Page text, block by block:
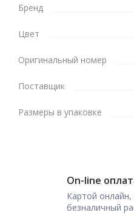
Бренд
Цвет
Оригинальный номер
Поставщик
Размеры в упаковке
On-line
Картой
безналичный